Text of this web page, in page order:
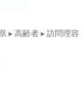
▸ 高齢者 ▸ 訪問理容